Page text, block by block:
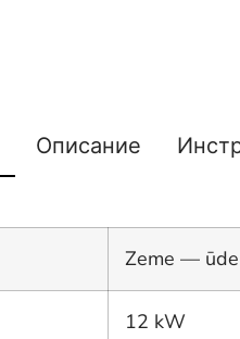
Описание
Zeme —
12 kW